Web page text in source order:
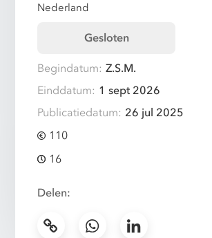
Nederland
Gesloten
Begindatum: Z.S.M.
Einddatum: 1 sept 2026
Publicatiedatum: 26 jul 2025
110
16
Delen: